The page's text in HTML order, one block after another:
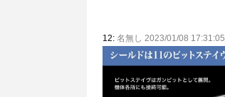
12: 名無し 2023/01/08 17:31:05